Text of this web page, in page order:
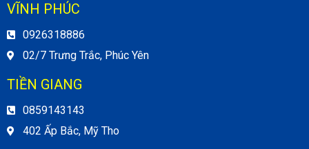
VĨNH PHÚC
0926318886
02/7 Trưng Trắc, Phúc Yên
TIỀN GIANG
0859143143
402 Ấp Bắc, Mỹ Tho